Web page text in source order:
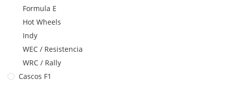
Formula E
Hot Wheels
Indy
WEC / Resistencia
WRC / Rally
Cascos F1